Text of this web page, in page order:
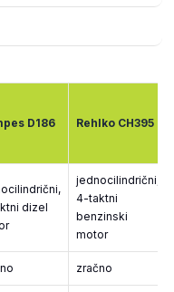
D186 Rehlko CH395
dizel
jednocilindrični,
4-taktni
benzinski
motor
zračno